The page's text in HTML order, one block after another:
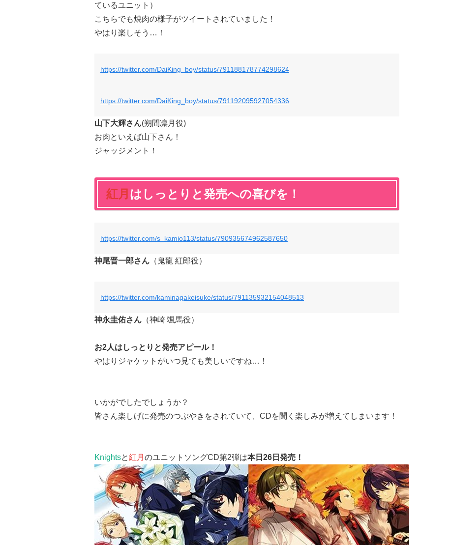
ているユニット）
こちらでも焼肉の様子がツイートされていました！
やはり楽しそう…！
https://twitter.com/DaiKing_boy/status/791188178774298624
https://twitter.com/DaiKing_boy/status/791192095927054336
山下大輝さん(朔間凛月役)
お肉といえば山下さん！
ジャッジメント！
紅月 はしっとりと発売への喜びを！
https://twitter.com/s_kamio113/status/790935674962587650
神尾晋一郎さん （鬼龍 紅郎役）
https://twitter.com/kaminagakeisuke/status/791135932154048513
神永圭佑さん （神崎 颯馬役）
お2人はしっとりと発売アピール！
やはりジャケットがいつ見ても美しいですね…！
いかがでしたでしょうか？
皆さん楽しげに発売のつぶやきをされていて、CDを聞く楽しみが増えてしまいます！
Knightsと紅月 のユニットソングCD第2弾は本日26日発売！